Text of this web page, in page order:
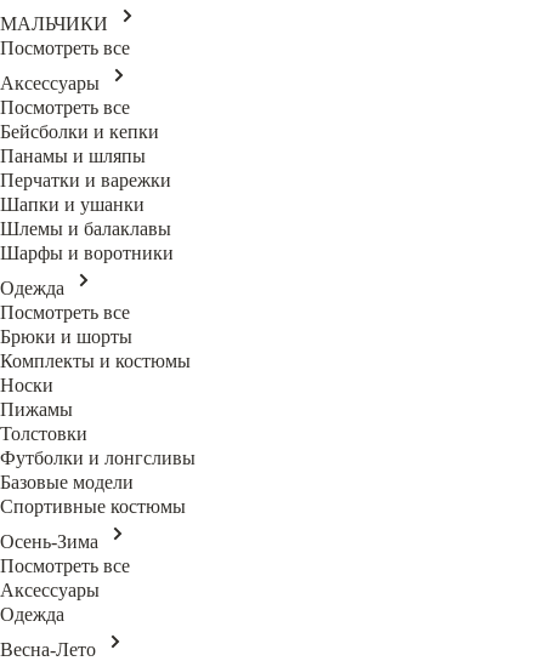
МАЛЬЧИКИ
Посмотреть все
Аксессуары
Посмотреть все
Бейсболки и кепки
Панамы и шляпы
Перчатки и варежки
Шапки и ушанки
Шлемы и балаклавы
Шарфы и воротники
Одежда
Посмотреть все
Брюки и шорты
Комплекты и костюмы
Носки
Пижамы
Толстовки
Футболки и лонгсливы
Базовые модели
Спортивные костюмы
Осень-Зима
Посмотреть все
Аксессуары
Одежда
Весна-Лето